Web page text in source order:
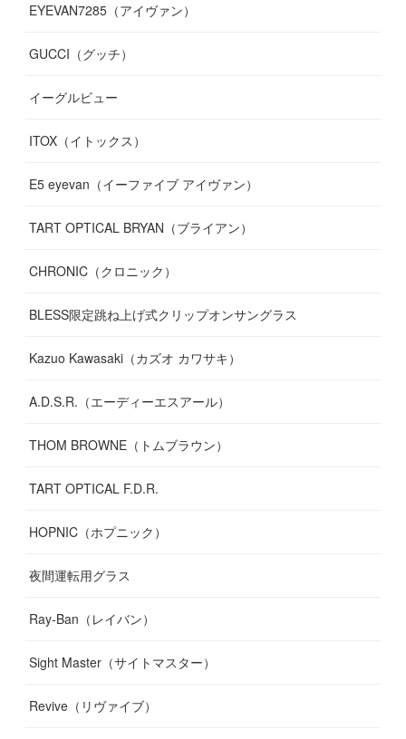
(10)
(11)
12)
(13)
7)
(12)
(12)
11)
(13)
(13)
(10)
13)
(16)
(14)
(17)
EYEVAN7285（アイヴァン）
GUCCI（グッチ）
イーグルビュー
ITOX（イトックス）
E5 eyevan（イーファイブ アイヴァン）
TART OPTICAL BRYAN（ブライアン）
CHRONIC（クロニック）
BLESS限定跳ね上げ式クリップオンサングラス
Kazuo Kawasaki（カズオ カワサキ）
A.D.S.R.（エーディーエスアール）
THOM BROWNE（トムブラウン）
TART OPTICAL F.D.R.
HOPNIC（ホプニック）
夜間運転用グラス
Ray-Ban（レイバン）
Sight Master（サイトマスター）
Revive（リヴァイブ）